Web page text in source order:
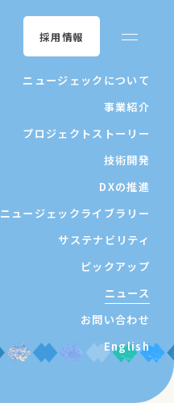
採用情報
ニュージェックについて
事業紹介
プロジェクトストーリー
技術開発
DXの推進
ニュージェックライブラリー
サステナビリティ
ピックアップ
ニュース
お問い合わせ
English